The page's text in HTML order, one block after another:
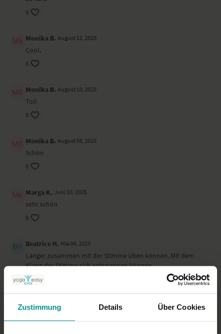
Zustimmung Details Über Cookies
Tradition
Gesang & Gitarre: Jessica Rost
0
Monika B. August 12, 2025
Cool,
0
Monika B. August 10, 2025
Toll
0
Monika B. August 08, 2025
Schön
0
Marga K. Juni 10, 2025
sehr schön
0
Beatrice H. Mai 06, 2025
Länger zusammen mit der Stimme üben können. Mit dem
Klang der Stimme sich entspannen können..
0
Stefanie M.